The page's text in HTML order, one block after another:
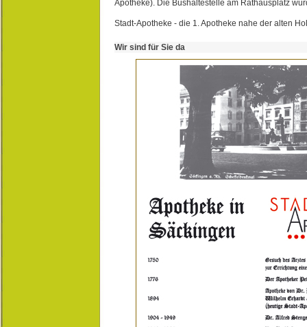
Apotheke). Die Bushaltestelle am Rathausplatz
Stadt-Apotheke - die 1. Apotheke nahe der alten
Wir sind für Sie da